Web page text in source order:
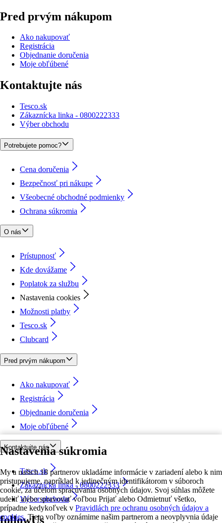
Nastavenia súkromia
My a našich 18 partnerov ukladáme informácie v zariadení alebo k nim
pristupujeme, napríklad k jedinečným identifikátorom v súboroch
cookie, za účelom spracúvania osobných údajov. Svoj súhlas môžete
udeliť alebo spravovať voľbou Prijať alebo Odmietnuť všetko,
prípadne kedykoľvek v Pravidlách pre ochranu osobných údajov a
cookies. Tieto voľby oznámime našim partnerom a neovplyvnia údaje
Pred prvým nákupom
Ako nakupovať
Registrácia
Objednanie doručenia
Moje obľúbené
Kontaktujte nás
Tesco.sk
Zákaznícka linka - 0800222333
Výber obchodu
Potrebujete pomoc?
Cena doručenia
Bezpečnosť pri nákupe
Všeobecné obchodné podmienky
Ochrana súkromia
O nás
Prístupnosť
Kde dovážame
Poplatok za službu
Nastavenia cookies
Možnosti platby
Tesco.sk
Clubcard
Pred prvým nákupom
Ako nakupovať
Registrácia
Objednanie doručenia
Moje obľúbené
Kontaktujte nás
Tesco.sk
Zákaznícka linka - 0800222333
Výber obchodu
followUs